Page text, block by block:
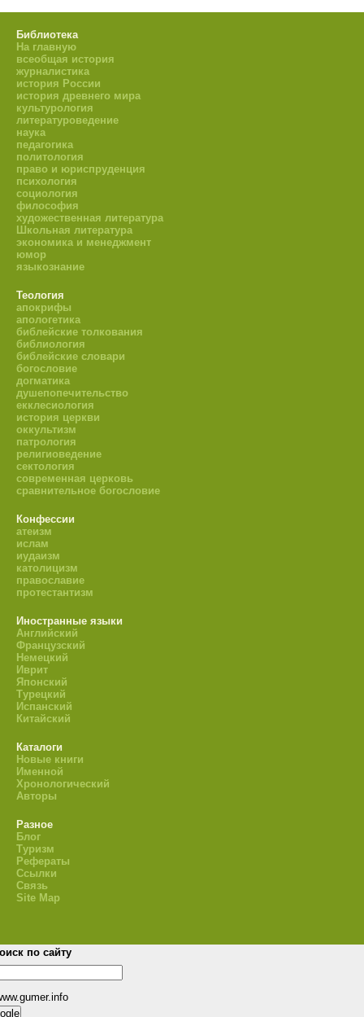
Библиотека
На главную
всеобщая история
журналистика
история России
история древнего мира
культурология
литературоведение
наука
педагогика
политология
право и юриспруденция
психология
социология
философия
художественная литература
Школьная литература
экономика и менеджмент
юмор
языкознание
Теология
апокрифы
апологетика
библейские толкования
библиология
библейские словари
богословие
догматика
душепопечительство
екклесиология
история церкви
оккультизм
патрология
религиоведение
сектология
современная церковь
сравнительное богословие
Конфессии
атеизм
ислам
иудаизм
католицизм
православие
протестантизм
Иностранные языки
Английский
Французский
Немецкий
Иврит
Японский
Турецкий
Испанский
Китайский
Каталоги
Новые книги
Именной
Хронологический
Авторы
Разное
Блог
Туризм
Рефераты
Ссылки
Связь
Site Map
по сайту